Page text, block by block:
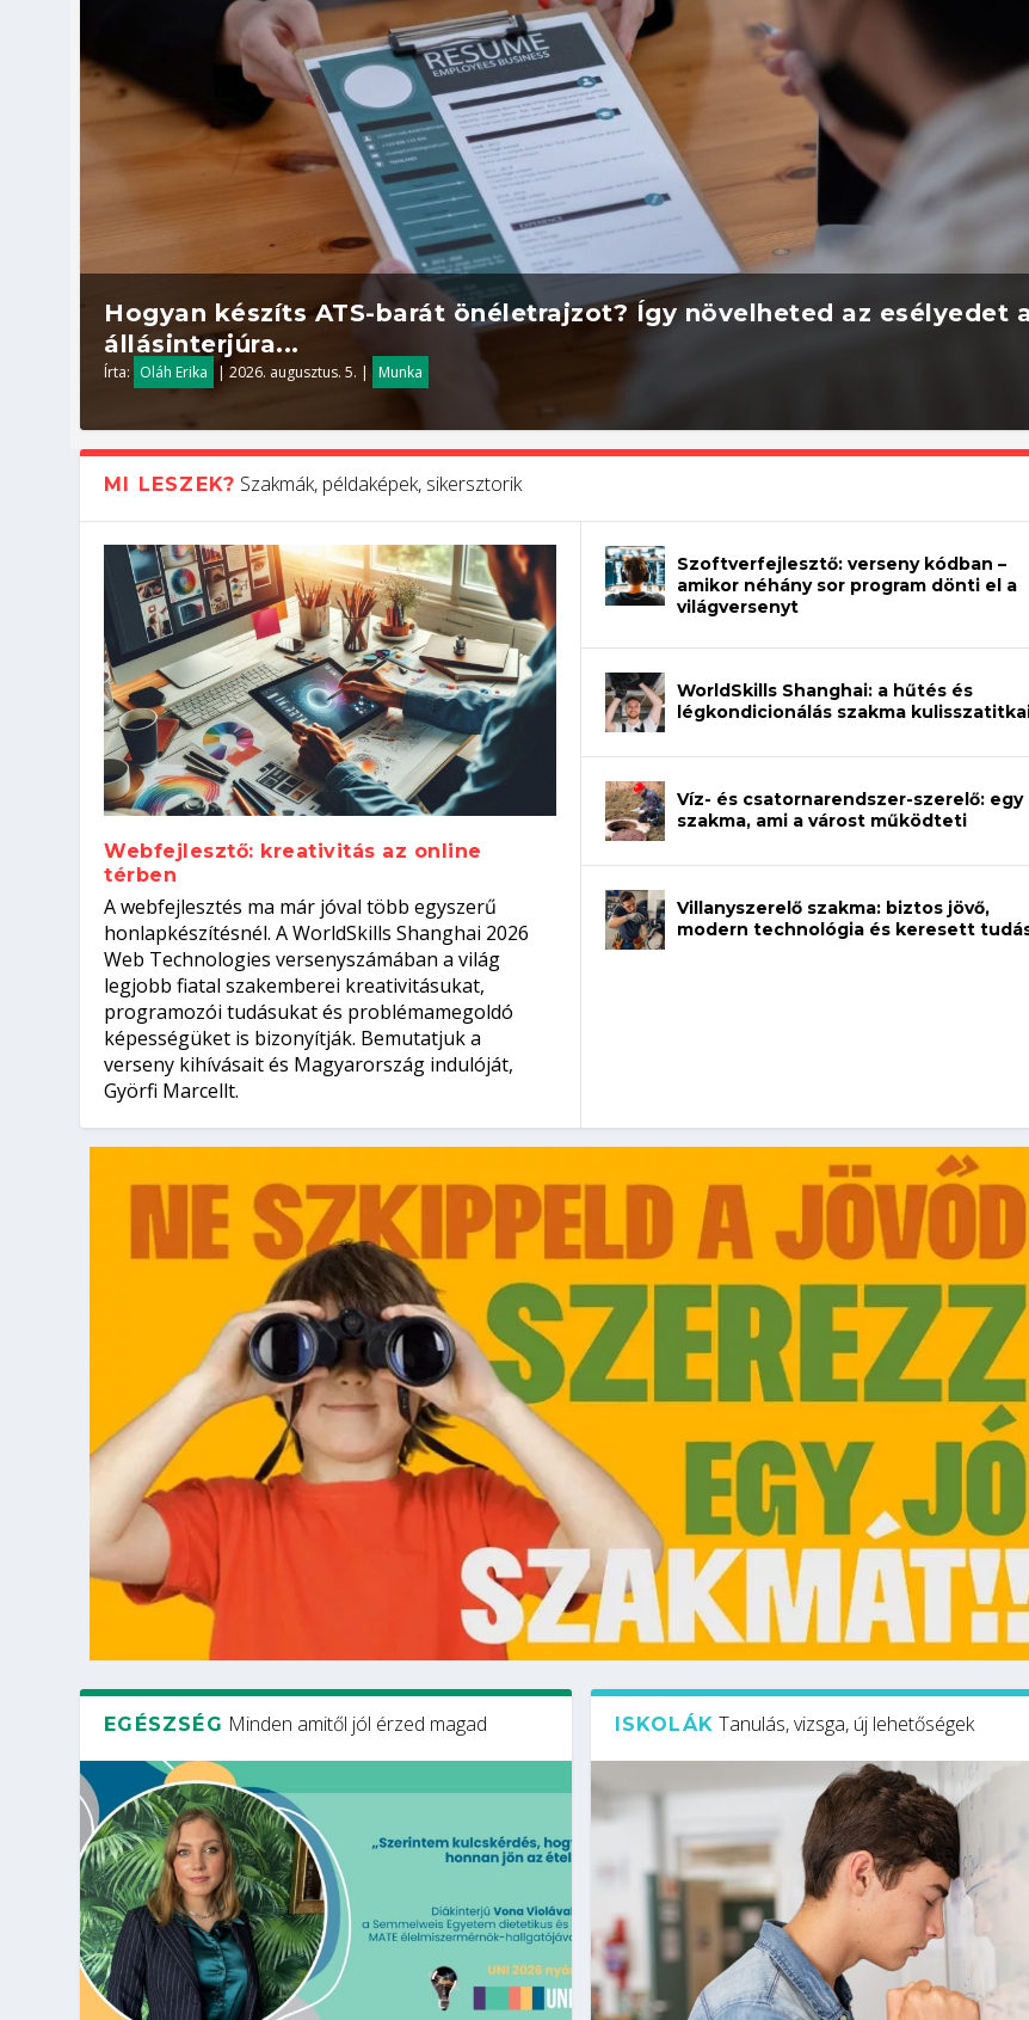
Hogyan készíts ATS-barát önéletrajzot? Így növelheted az esélyedet
állásinterjúra...
Írta: Oláh Erika |2026. augusztus. 5. | Munka
Kitalálod, mire használják ezeket a gépeket?
Írta: Tóth Mónika |2026. augusztus. 4.| Kvíz
Nem sikerült az egyetemi felvételi? Tanulj szakmát!
Írta: Oláh Erika |2026. augusztus. 4.| Iskolák
Szoftverfejlesztő: verseny kódban – amikor néhány sor program dönti
el a világversenyt...
Írta: Szakmát Szerzek | 2026. augusztus. 3.| Mi leszek?
Digitális detox – hogyan kapcsolódj ki telefon nélkül?
Írta: Oláh Erika |2026. augusztus. 3.| Egészség
MI LESZEK? Szakmák, példaképek, sikersztorik
Webfejlesztő: kreativitás az online
térben
A webfejlesztés ma már jóval több egyszerű
honlapkészítésnél. A WorldSkills Shanghai 2026
Web Technologies versenyszámában a világ
legjobb fiatal szakemberei kreativitásukat,
programozói tudásukat és problémamegoldó
képességüket is bizonyítják. Bemutatjuk a
verseny kihívásait és Magyarország indulóját,
Györfi Marcellt.
Szoftverfejlesztő: verseny kódban –
amikor néhány sor program dönti el a
világversenyt
WorldSkills Shanghai: a hűtés és
légkondicionálás szakma
Víz- és csatornarendszer-szerelő: egy
szakma, ami a várost működteti
Villanyszerelő szakma: biztos jövő,
modern technológia és keresett
EGÉSZSÉG Minden amitől jól érzed magad ISKOLÁK Tanulás, vizsga, új lehetőségek